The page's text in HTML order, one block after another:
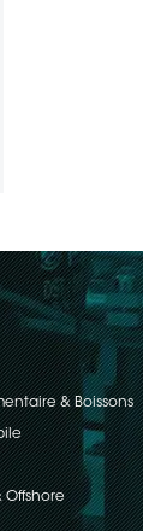
& Boissons
Offshore